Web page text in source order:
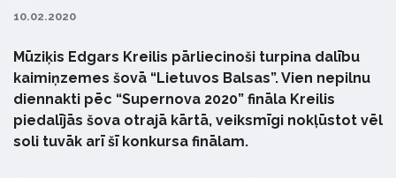
10.02.2020
Mūziķis Edgars Kreilis pārliecinoši turpina dalību
kaimiņzemes šovā “Lietuvos Balsas”. Vien nepilnu
diennakti pēc “Supernova 2020” fināla Kreilis
piedalījās šova otrajā kārtā, veiksmīgi nokļūstot vēl
soli tuvāk arī šī konkursa finālam.